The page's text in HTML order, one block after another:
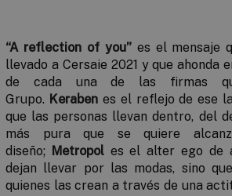
“A reflection of you”es el mensaje
llevado a Cersaie 2021 y que ahonda
de cada una de las firmas
Grupo. Keraben es el reflejo de ese
que las personas llevan dentro, del
más pura que se quiere
diseño; Metropol es el alter ego de
dejan llevar por las modas, sino
quienes las crean a través de una